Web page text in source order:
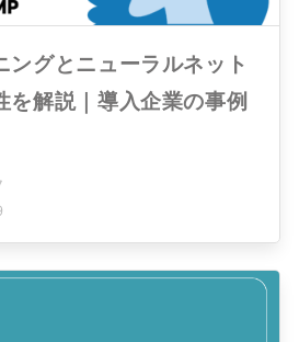
ングとニューラルネット
を解説｜導入企業の事例